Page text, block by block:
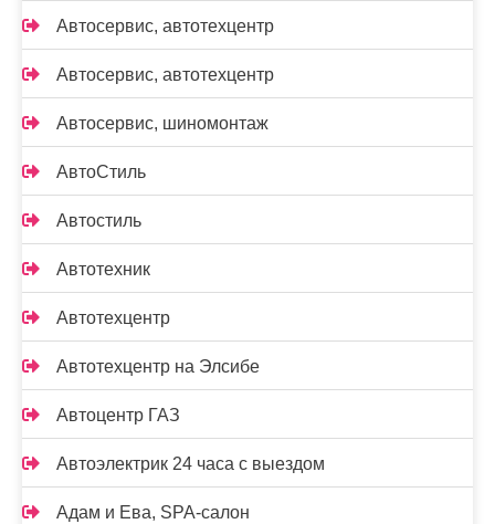
Автосервис, автотехцентр
Автосервис, автотехцентр
Автосервис, шиномонтаж
АвтоСтиль
Автостиль
Автотехник
Автотехцентр
Автотехцентр на Элсибе
Автоцентр ГАЗ
Автоэлектрик 24 часа с выездом
Адам и Ева, SPA-салон